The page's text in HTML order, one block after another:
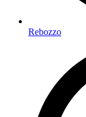
Rebozzo